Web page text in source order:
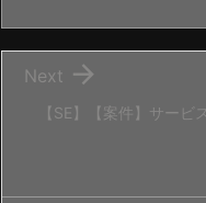
【SE】【案件】サービ

Next